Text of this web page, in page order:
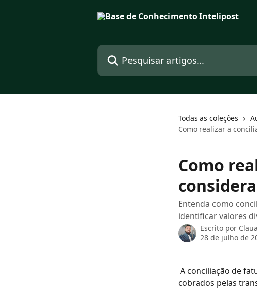
Pesquisar artigos...
Todas as coleções
Como realizar a
Como
Entenda como
identificar valores
Escrito por
28 de julho de
cobrados pelas